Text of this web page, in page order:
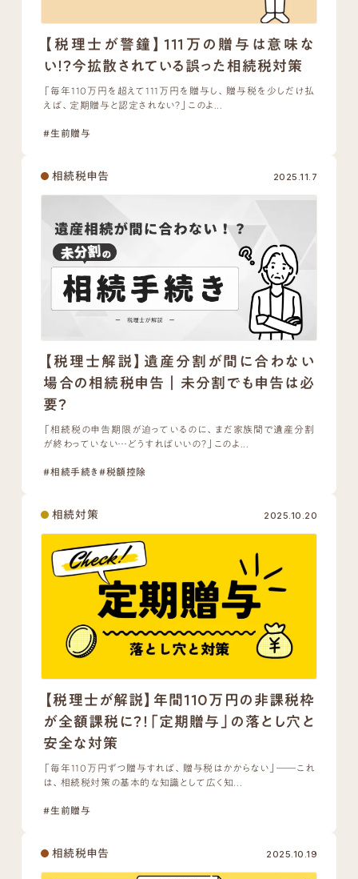
【税理士が警鐘】111万の贈与は意味な
い！？今拡散されている誤った相続税対策
「毎年110万円を超えて111万円を贈与し、贈与税を少しだけ払
えば、定期贈与と認定されない？」このよ...
#生前贈与
相続税申告 2025.11.7
【税理士解説】遺産分割が間に合わない
場合の相続税申告｜未分割でも申告は必
要？
「相続税の申告期限が迫っているのに、まだ家族間で遺産分割
が終わっていない…どうすればいいの？」このよ...
#相続手続き#税額控除
相続対策 2025.10.20
【税理士が解説】年間110万円の非課税枠
が全額課税に？！「定期贈与」の落とし穴と
安全な対策
「毎年110万円ずつ贈与すれば、贈与税はかからない」――これ
は、相続税対策の基本的な知識として広く知...
#生前贈与
相続税申告 2025.10.19